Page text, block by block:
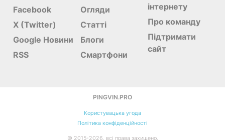
Facebook
X (Twitter)
Google Новини
RSS
Огляди
Статті
Блоги
Смартфони
інтернету
Про команду
Підтримати
сайт
PINGVIN.PRO
Користувацька угода
Політика конфіденційності
© 2015-2026, всі права захищено.